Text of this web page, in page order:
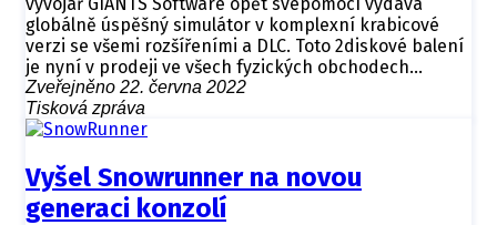
globálně úspěšný simulátor v komplexní krabicové
verzi se všemi rozšířeními a DLC. Toto 2diskové balení
je nyní v prodeji ve všech fyzických obchodech…
Zveřejněno 22. června 2022
Tisková zpráva
Vyšel Snowrunner na novou
generaci konzolí